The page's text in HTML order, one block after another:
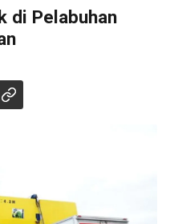
di Pelabuhan